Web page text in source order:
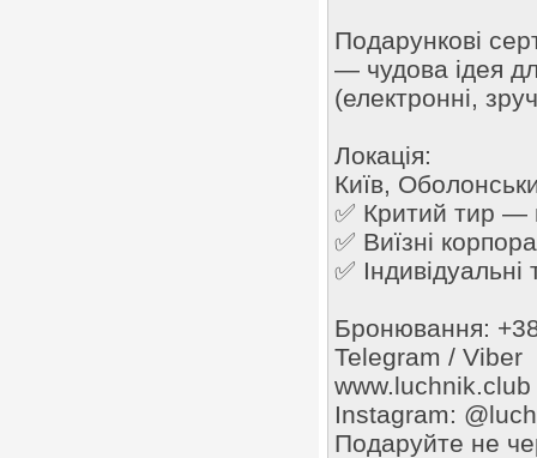
Подарункові
— чудова ідея
(електронні,
Локація:
Київ,
✅ Критий тир —
✅ Виїзні
✅ Індивідуальні
Бронювання:
Telegram / Viber
www.luchnik.club
Instagram:
Подаруйте не